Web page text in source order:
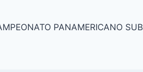
PANAMERICANO SUB